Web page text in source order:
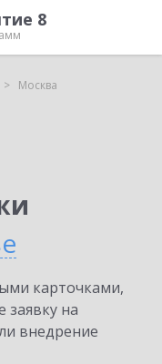
8
Москва
карточками,
заявку на
внедрение